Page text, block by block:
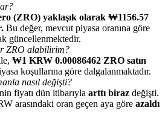
nakit ödüller kazan
(ZRO) yaklaşık olarak ₩1156.57
Bu değer, mevcut piyasa oranına göre
güncellenmektedir.
ZRO alabilirim?
₩1 KRW 0.00086462 ZRO satın
koşullarına göre dalgalanmaktadır.
nasıl değişti?
fiyatı dün itibarıyla arttı biraz değişti.
arasındaki oran geçen aya göre azaldı